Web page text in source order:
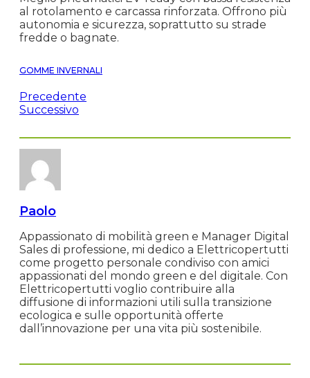
al rotolamento e carcassa rinforzata. Offrono più
autonomia e sicurezza, soprattutto su strade
fredde o bagnate.
GOMME INVERNALI
Precedente
Successivo
Paolo
Appassionato di mobilità green e Manager Digital
Sales di professione, mi dedico a Elettricopertutti
come progetto personale condiviso con amici
appassionati del mondo green e del digitale. Con
Elettricopertutti voglio contribuire alla
diffusione di informazioni utili sulla transizione
ecologica e sulle opportunità offerte
dall’innovazione per una vita più sostenibile.